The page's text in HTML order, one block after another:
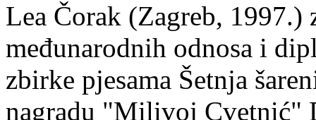
Lea Čorak (Zagreb,
međunarodnih odnosa i
zbirke pjesama Šetnja
nagradu "Milivoj Cvetnić"